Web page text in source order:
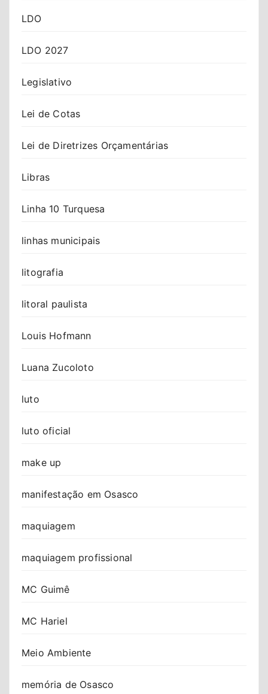
LDO
LDO 2027
Legislativo
Lei de Cotas
Lei de Diretrizes Orçamentárias
Libras
Linha 10 Turquesa
linhas municipais
litografia
litoral paulista
Louis Hofmann
Luana Zucoloto
luto
luto oficial
make up
manifestação em Osasco
maquiagem
maquiagem profissional
MC Guimê
MC Hariel
Meio Ambiente
memória de Osasco